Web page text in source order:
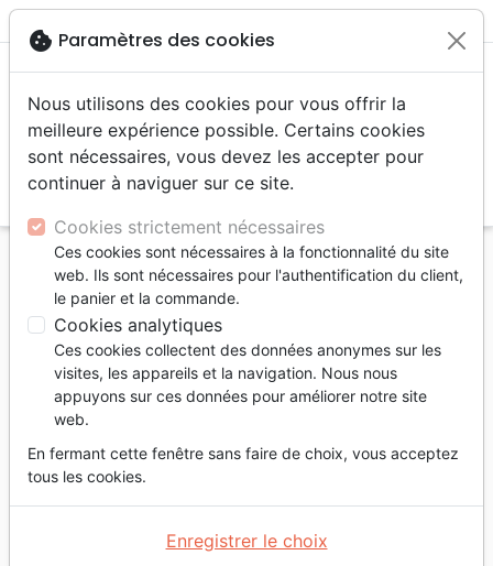
menu
Accueil Livres Commentaires
Hébreux
Hébreux - Commentaire biblique [Comprendre la
Bible]
Hébreux
Commentaire biblique [Comprendre la
Bible]
Auteur :Brad Dickson
IBG - Institut Biblique de Genève
cookie Paramètres des cookies
Nous utilisons des cookies pour vous offrir la
meilleure expérience possible. Certains cookies
sont nécessaires, vous devez les accepter pour
continuer à naviguer sur ce site.
Cookies strictement nécessaires
Ces cookies sont nécessaires à la fonctionnalité du site
web. Ils sont nécessaires pour l'authentification du client,
le panier et la commande.
Cookies analytiques
Ces cookies collectent des données anonymes sur les
visites, les appareils et la navigation. Nous nous
appuyons sur ces données pour améliorer notre site
web.
En fermant cette fenêtre sans faire de choix, vous acceptez
tous les cookies.
Enregistrer le choix